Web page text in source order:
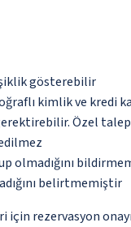
gösterebilir
kimlik ve kredi
Özel
belirtmemiştir
rezervasyon